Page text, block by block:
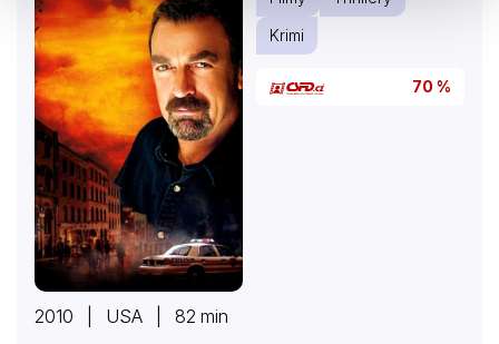
Krimi
70 %
2010 | USA | 82 min